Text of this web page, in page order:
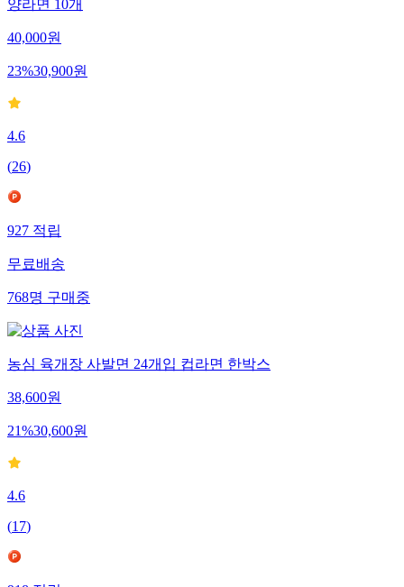
양라면 10개
40,000원
23%30,900원
4.6
(26)
927적립
무료배송
768명구매중
농심 육개장 사발면 24개입 컵라면 한박스
38,600원
21%30,600원
4.6
(17)